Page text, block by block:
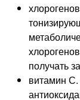
получать
витамин С.